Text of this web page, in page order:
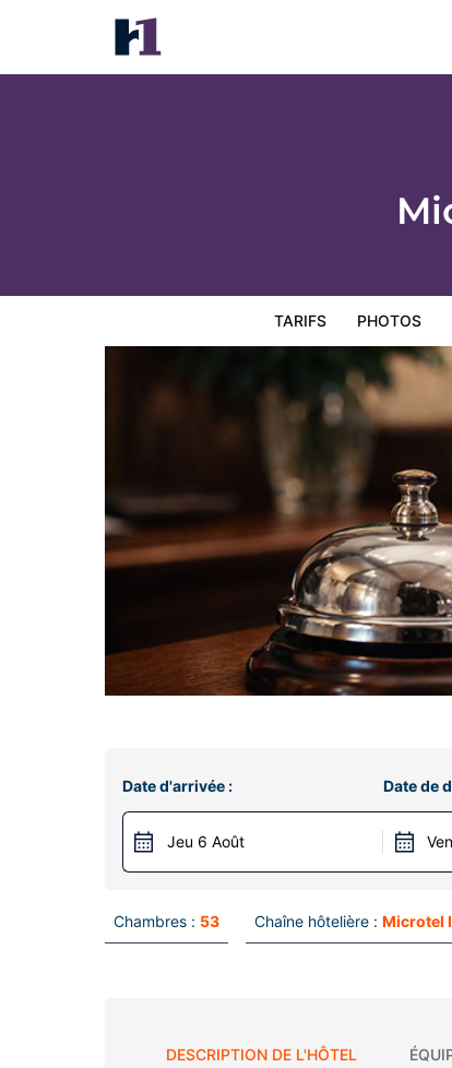
TARIFS PHOTOS
Microtel Inn by Wyndham Gallup
Tarifs
Date d'arrivée :
Jeu 6 Août
Date de
Chambres : 53 Chaîne hôtelière : Microtel
DESCRIPTION DE L'HÔTEL